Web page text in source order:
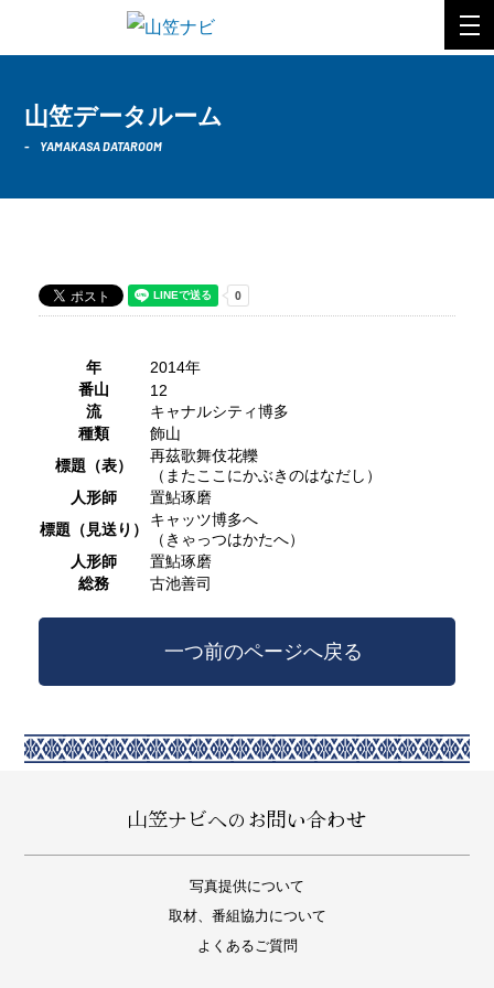
山笠データルーム
YAMAKASA DATAROOM
年
2014年
番山
12
流
キャナルシティ博多
種類
飾山
標題（表）
再茲歌舞伎花轢
（またここにかぶきのはなだし）
人形師
置鮎琢磨
標題（見送り）
キャッツ博多へ
（きゃっつはかたへ）
人形師
置鮎琢磨
総務
古池善司
一つ前のページへ戻る
山笠ナビへのお問い合わせ
写真提供について
取材、番組協力について
よくあるご質問